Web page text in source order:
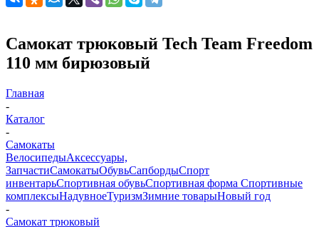
Самокат трюковый Tech Team Freedom
110 мм бирюзовый
Главная
-
Каталог
-
Самокаты
ВелосипедыАксессуары,
ЗапчастиСамокатыОбувьСапбордыСпорт
инвентарьСпортивная обувьСпортивная форма Спортивные
комплексыНадувноеТуризмЗимние товарыНовый год
-
Самокат трюковый